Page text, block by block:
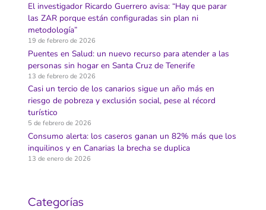
El investigador Ricardo Guerrero avisa: “Hay que parar
las ZAR porque están configuradas sin plan ni
metodología”
19 de febrero de 2026
Puentes en Salud: un nuevo recurso para atender a las
personas sin hogar en Santa Cruz de Tenerife
13 de febrero de 2026
Casi un tercio de los canarios sigue un año más en
riesgo de pobreza y exclusión social, pese al récord
turístico
5 de febrero de 2026
Consumo alerta: los caseros ganan un 82% más que los
inquilinos y en Canarias la brecha se duplica
13 de enero de 2026
Categorías